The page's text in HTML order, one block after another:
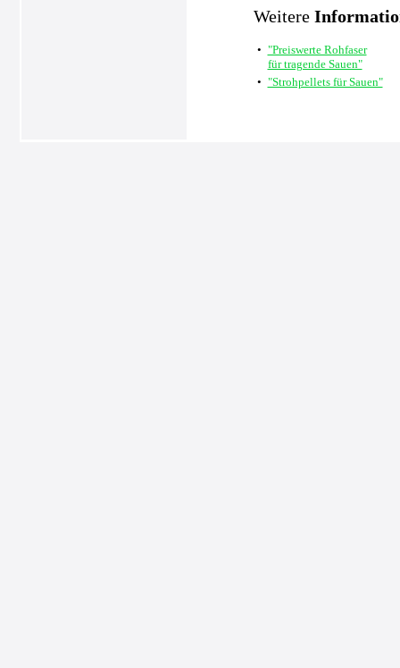
Weitere
• "Preiswerte Rohfaser
für tragende Sauen"
• "Strohpellets für Sauen"